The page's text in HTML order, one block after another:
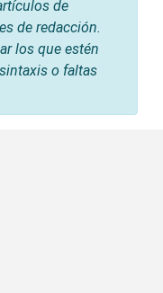
de
de redacción.
los que estén
o faltas